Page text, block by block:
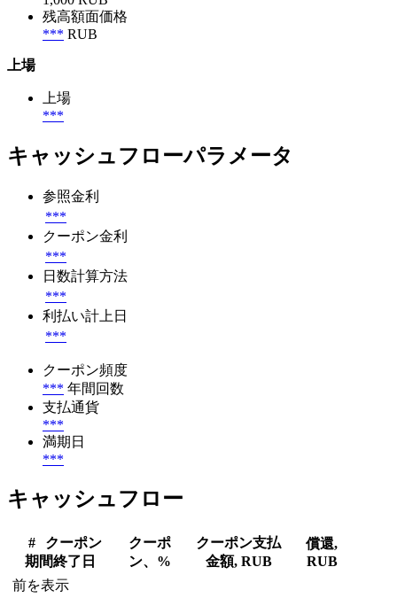
残高額面価格
*** RUB
上場
上場
***
キャッシュフローパラメータ
参照金利
***
クーポン金利
***
日数計算方法
***
利払い計上日
***
クーポン頻度
*** 年間回数
支払通貨
***
満期日
***
キャッシュフロー
#
クーポン
期間終了日
クーポ
ン、%
クーポン支払
金額, RUB
償還,
RUB
前を表示